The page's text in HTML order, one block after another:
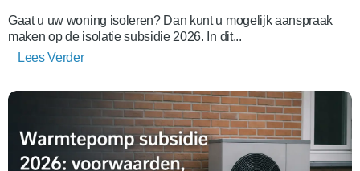
Gaat u uw woning isoleren? Dan kunt u mogelijk aanspraak
maken op de isolatie subsidie 2026. In dit...
Lees Verder